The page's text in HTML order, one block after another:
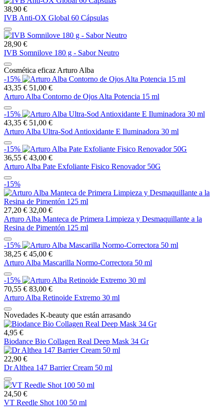
38,90 €
IVB Anti-OX Global 60 Cápsulas
28,90 €
IVB Somnilove 180 g - Sabor Neutro
Cosmética eficaz Arturo Alba
-15%
43,35 € 51,00 €
Arturo Alba Contorno de Ojos Alta Potencia 15 ml
-15%
43,35 € 51,00 €
Arturo Alba Ultra-Sod Antioxidante E Iluminadora 30 ml
-15%
36,55 € 43,00 €
Arturo Alba Pate Exfoliante Fisico Renovador 50G
-15%
27,20 € 32,00 €
Arturo Alba Manteca de Primera Limpieza y Desmaquillante a la
Resina de Pimentón 125 ml
-15%
38,25 € 45,00 €
Arturo Alba Mascarilla Normo-Correctora 50 ml
-15%
70,55 € 83,00 €
Arturo Alba Retinoide Extremo 30 ml
Novedades K-beauty que están arrasando
4,95 €
Biodance Bio Collagen Real Deep Mask 34 Gr
22,90 €
Dr Althea 147 Barrier Cream 50 ml
24,50 €
VT Reedle Shot 100 50 ml